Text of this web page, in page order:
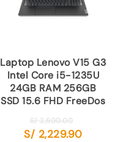
Laptop Lenovo V15 G3
Intel Core i5-1235U
24GB RAM 256GB
SSD 15.6 FHD FreeDos
S/2,500.00
precio
S/ 2,229.90El